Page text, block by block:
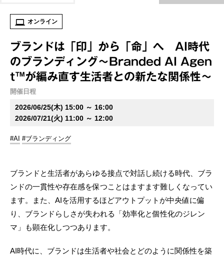
オンライン
ブランドは「印」から「命」へ AI時代
のブランディング～Branded AI Agen
t™が編み直す生活者との新たな関係性～
開催日程
2026/06/25(木) 15:00 ～ 16:00
2026/07/21(火) 11:00 ～ 12:00
#AI #ブランディング
ブランドと生活者があらゆる接点で対話し続ける時代、ブラ
ンドの一貫性や存在感を保つことはますます難しくなってい
ます。また、AIを活用するほどアウトプットが中央値に偏
り、ブランドらしさが失われる「効率化と個性化のジレン
マ」も顕在化しつつあります。
AI時代に、ブランドは生活者や社会とどのように関係性を築